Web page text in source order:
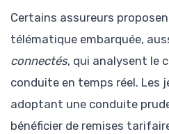
Certains assureurs
télématique embarquée,
connectés, qui analysent le
conduite en temps réel. Les
adoptant une conduite
bénéficier de remises